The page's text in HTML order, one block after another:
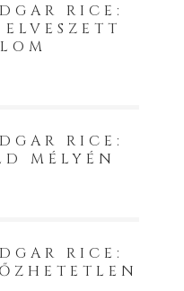
RICE:
RICE:
MÉLYÉN
RICE: